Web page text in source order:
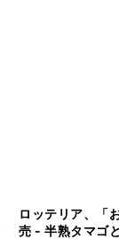
ロッテリア、「
売 - 半熟タマゴ